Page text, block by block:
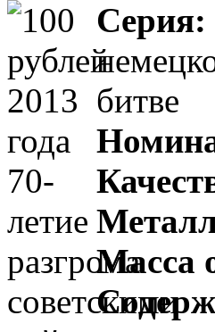
Серия:
битве
Масса